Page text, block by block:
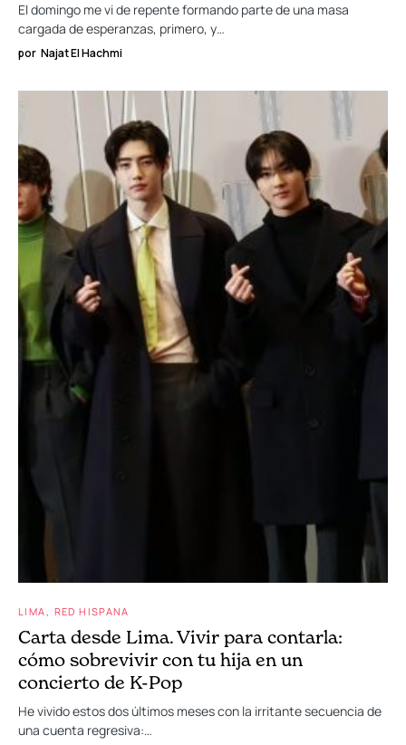
El domingo me vi de repente formando parte de una masa
cargada de esperanzas, primero, y…
por Najat El Hachmi
LIMA RED HISPANA
Carta desde Lima. Vivir para contarla:
cómo sobrevivir con tu hija en un
concierto de K-Pop
He vivido estos dos últimos meses con la irritante secuencia de
una cuenta regresiva:…